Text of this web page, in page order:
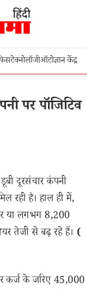
टेक्नोलॉजीऑटोज्ञान केंद्र
पर पॉजिटिव
दूरसंचार कंपनी
रही है। हाल ही में,
या लगभग 8,200
तेजी से बढ़ रहे हैं। (
कर्ज के जरिए 45,000